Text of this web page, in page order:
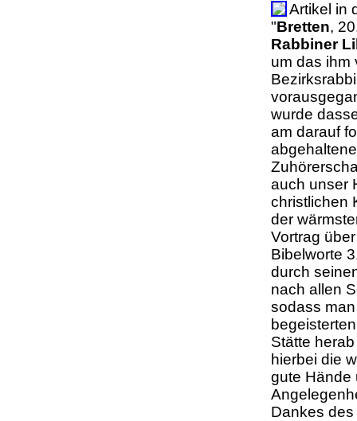
Artikel in
"Bretten,
Rabbiner
um das ihm
wurde
am darauf
auch unser
christlichen
der
Vortrag
Bibelworte
durch
nach allen
sodass
Stätte
hierbei die
gute Hände
Dankes